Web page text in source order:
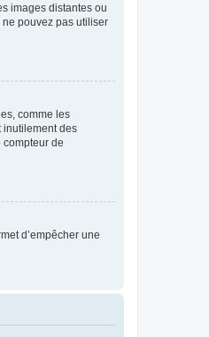
images distantes ou
pouvez pas utiliser
comme les
inutilement des
de
d’empêcher une